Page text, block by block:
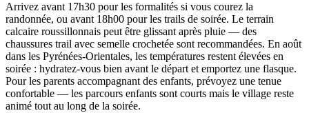
Arrivez avant 17h30 pour les formalités si vous courez la
randonnée, ou avant 18h00 pour les trails de soirée. Le terrain
calcaire roussillonnais peut être glissant après pluie — des
chaussures trail avec semelle crochetée sont recommandées. En août
dans les Pyrénées-Orientales, les températures restent élevées en
soirée : hydratez-vous bien avant le départ et emportez une flasque.
Pour les parents accompagnant des enfants, prévoyez une tenue
confortable — les parcours enfants sont courts mais le village reste
animé tout au long de la soirée.